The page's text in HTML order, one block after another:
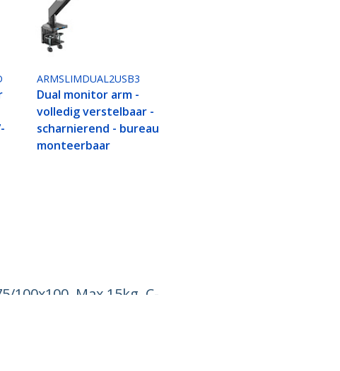
ARMSLIMDUAL2USB3
Dual monitor arm -
volledig verstelbaar -
scharnierend - bureau
monteerbaar
Max 15kg, C-